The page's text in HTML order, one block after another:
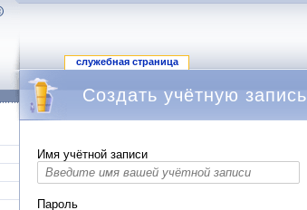
служебная страница
Создать учётную запись
Имя учётной записи
Пароль